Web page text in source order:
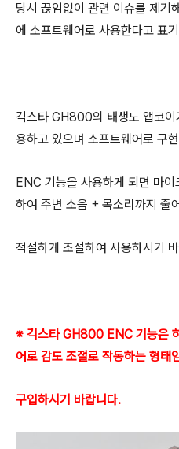
당시 끊임없이 관련 이슈를 제기
에 소프트웨어로 사용한다고 표
긱스타 GH800의 태생도 앱코
용하고 있으며 소프트웨어로 구
ENC 기능을 사용하게 되면 마
하여 주변 소음 + 목소리까지 줄
적절하게 조절하여 사용하시기
※ 긱스타 GH800 ENC 기능은
어로 감도 조절로 작동하는 형태
구입하시기 바랍니다.